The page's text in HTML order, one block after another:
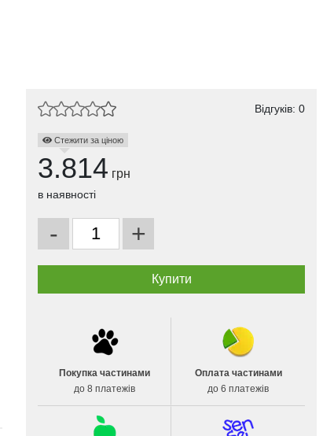
Відгуків: 0
Стежити за ціною
3.814 грн
в наявності
- +
Покупка частинами
до 8 платежів
Оплата частинами
до 6 платежів